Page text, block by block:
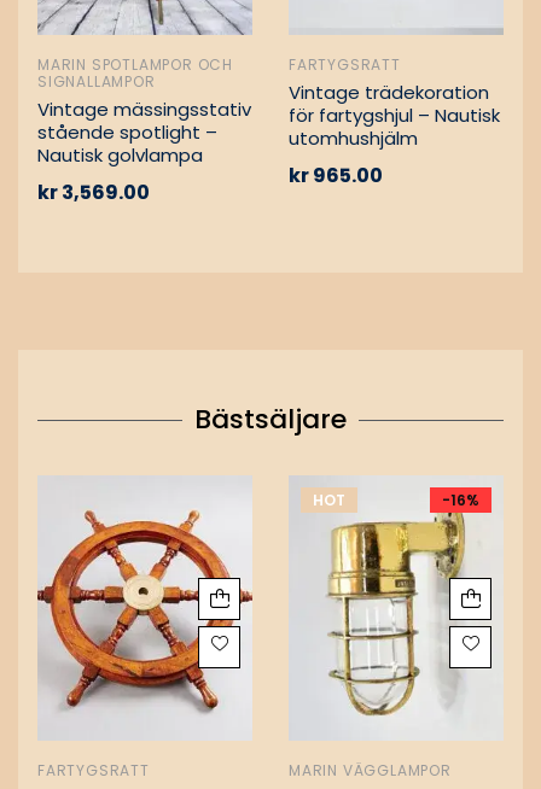
MARIN SPOTLAMPOR OCH
SIGNALLAMPOR
Vintage mässingsstativ
stående spotlight –
Nautisk golvlampa
kr3,569.00
FARTYGSRATT
Vintage trädekoration
för fartygshjul – Nautisk
utomhushjälm
kr965.00
Bästsäljare
FARTYGSRATT
HOT -16%
MARIN VÄGGLAMPOR